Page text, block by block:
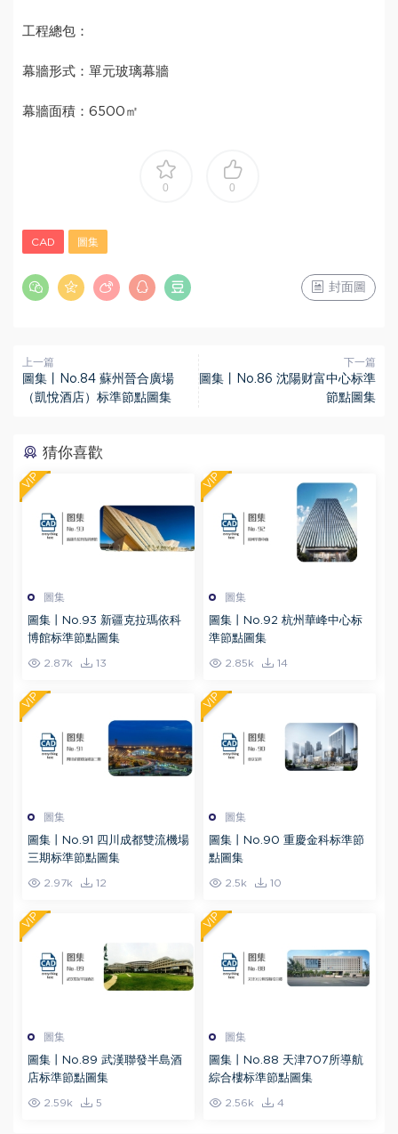
工程總包：
幕牆形式：單元玻璃幕牆
幕牆面積：6500㎡
0 0
CAD 圖集
封面圖
上一篇
圖集丨No.84 蘇州晉合廣場
（凱悅酒店）标準節點圖集
下一篇
圖集丨No.86 沈陽财富中心标準
節點圖集
猜你喜歡
圖集
圖集丨No.93 新疆克拉瑪依科
博館标準節點圖集
2.87k 13
VIP
圖集
圖集丨No.92 杭州華峰中心标
準節點圖集
2.85k 14
VIP
圖集
圖集丨No.91 四川成都雙流機場
三期标準節點圖集
2.97k 12
VIP
圖集
圖集丨No.90 重慶金科标準節
點圖集
2.5k 10
VIP
圖集
圖集丨No.89 武漢聯發半島酒
店标準節點圖集
2.59k 5
VIP
圖集
圖集丨No.88 天津707所導航
綜合樓标準節點圖集
2.56k 4
VIP